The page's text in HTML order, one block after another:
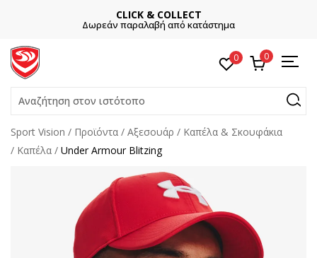
CLICK & COLLECT
Δωρεάν παραλαβή από κατάστημα
0 0
Αναζήτηση στον ιστότοπο
Sport Vision Προϊόντα Αξεσουάρ
Καπέλα & Σκουφάκια
Καπέλα
Under Armour Blitzing